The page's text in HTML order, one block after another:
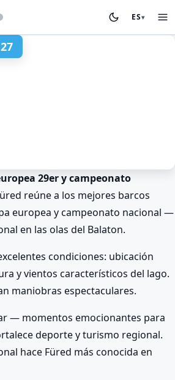
la baliza de tormentasES▾
Deporte y competiciones
29er y campeonato
00:00
29er y campeonato
reúne a los mejores barcos
europea y campeonato nacional —
en las olas del Balaton.
condiciones: ubicación
y vientos característicos del lago.
maniobras espectaculares.
— momentos emocionantes para
deporte y turismo regional.
hace Füred más conocida en